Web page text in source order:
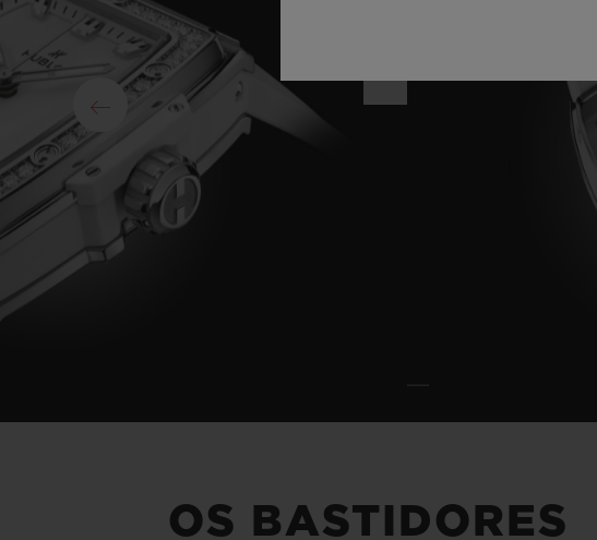
OS BASTIDORES